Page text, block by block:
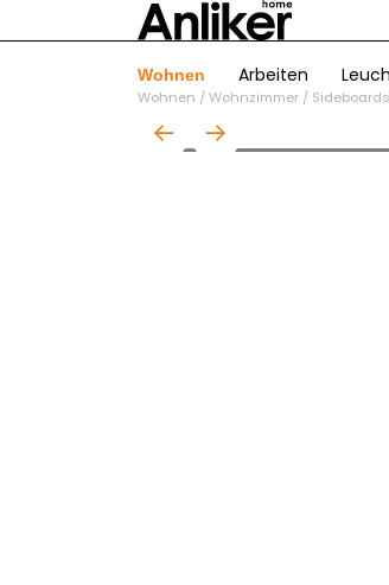
Wohnen Arbeiten
Wohnen /Wohnzimmer / Sideboards